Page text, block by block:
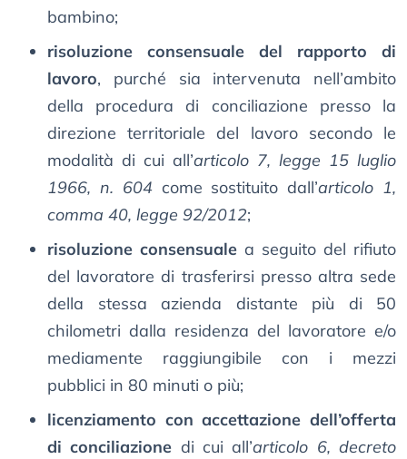
bambino;
risoluzione consensuale del rapporto di
lavoro, purché sia intervenuta nell’ambito
della procedura di conciliazione presso la
direzione territoriale del lavoro secondo le
modalità di cui all’articolo 7, legge 15 luglio
1966, n. 604come sostituito dall’articolo 1,
comma 40, legge 92/2012;
risoluzione consensuale a seguito del rifiuto
del lavoratore di trasferirsi presso altra sede
della stessa azienda distante più di 50
chilometri dalla residenza del lavoratore e/o
mediamente raggiungibile con i mezzi
pubblici in 80 minuti o più;
licenziamento con accettazione dell’offerta
di conciliazione di cui all’articolo 6, decreto